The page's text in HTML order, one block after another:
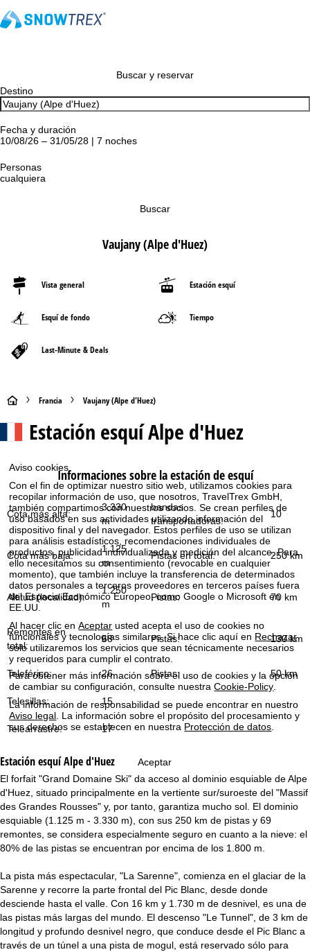
Aviso cookies
Con el fin de optimizar nuestro sitio web, utilizamos cookies para
recopilar información de uso, que nosotros, TravelTrex GmbH,
también compartimos con nuestros socios. Se crean perfiles de
uso basados en sus actividades utilizando información del
dispositivo final y del navegador. Estos perfiles de uso se utilizan
para análisis estadísticos, recomendaciones individuales de
productos, publicidad individualizada y medición del alcance. Para
ello necesitamos su consentimiento (revocable en cualquier
momento), que también incluye la transferencia de determinados
datos personales a terceros proveedores en terceros países fuera
del Espacio Económico Europeo, como Google o Microsoft en
EE.UU.
Al hacer clic enAceptar usted acepta el uso de cookies no
funcionales y tecnologías similares. Si hace clic aquí en Rechazar
solo utilizaremos los servicios que sean técnicamente necesarios
y requeridos para cumplir el contrato.
Para obtener más información sobre el uso de cookies y la opción
de cambiar su configuración, consulte nuestraCookie-Policy
La información de responsabilidad se puede encontrar en nuestro
Aviso legal . La información sobre el propósito del procesamiento y
sus derechos se establecen en nuestra Protección de datos
Aceptar
Buscar y reservar
Destino
Fecha y duración
10/08/26 – 31/05/28 | 7 noches
Personas
cualquiera
Buscar
Vaujany (Alpe d'Huez)
Vista general Estación esquí
Esquí de fondo Tiempo
Last-Minute & Deals
P
i
n
a
p
r
i
n
c
i
a
l
Francia Vaujany (Alpe d'Huez)
Estación esquíAlpe d'Huez
Informaciones sobre la estación de esquí
Cota más alta:
3.330
m
bandas
transportadoras:
10
Cota más baja:
1.125
m
Pistas en total: 250 km
Altitud (localidad):
1.250
m
Pistas: 70 km
Remontes en
total:
68 Pistas: 130 km
Teleférico: 26 Pistas: 50 km
Telesillas: 15
Telearrastre: 17
Estación esquíAlpe d'Huez
El forfait "Grand Domaine Ski" da acceso al dominio esquiable de Alpe
d'Huez, situado principalmente en la vertiente sur/suroeste del "Massif
des Grandes Rousses" y, por tanto, garantiza mucho sol. El dominio
esquiable (1.125 m - 3.330 m), con sus 250 km de pistas y 69
remontes, se considera especialmente seguro en cuanto a la nieve: el
80% de las pistas se encuentran por encima de los 1.800 m.
La pista más espectacular, "La Sarenne", comienza en el glaciar de la
Sarenne y recorre la parte frontal del Pic Blanc, desde donde
desciende hasta el valle. Con 16 km y 1.730 m de desnivel, es una de
las pistas más largas del mundo. El descenso "Le Tunnel", de 3 km de
longitud y profundo desnivel negro, que conduce desde el Pic Blanc a
través de un túnel a una pista de mogul, está reservado sólo para